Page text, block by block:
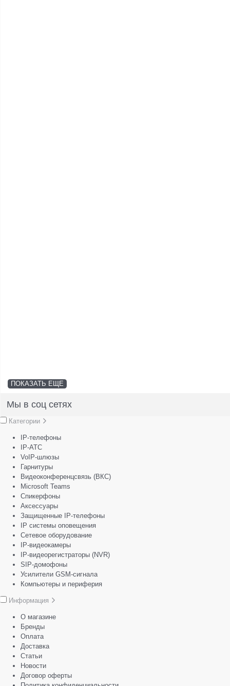
ПОКАЗАТЬ ЕЩЕ
Мы в соц сетях
Категории
IP-телефоны
IP-АТС
VoIP-шлюзы
Гарнитуры
Видеоконференцсвязь (ВКС)
Microsoft Teams
Спикерфоны
Аксессуары
Защищенные IP-телефоны
IP системы оповещения
Сетевое оборудование
IP-видеокамеры
IP-видеорегистраторы (NVR)
SIP-домофоны
Усилители GSM-сигнала
Компьютеры и периферия
Информация
О магазине
Бренды
Оплата
Доставка
Статьи
Новости
Договор оферты